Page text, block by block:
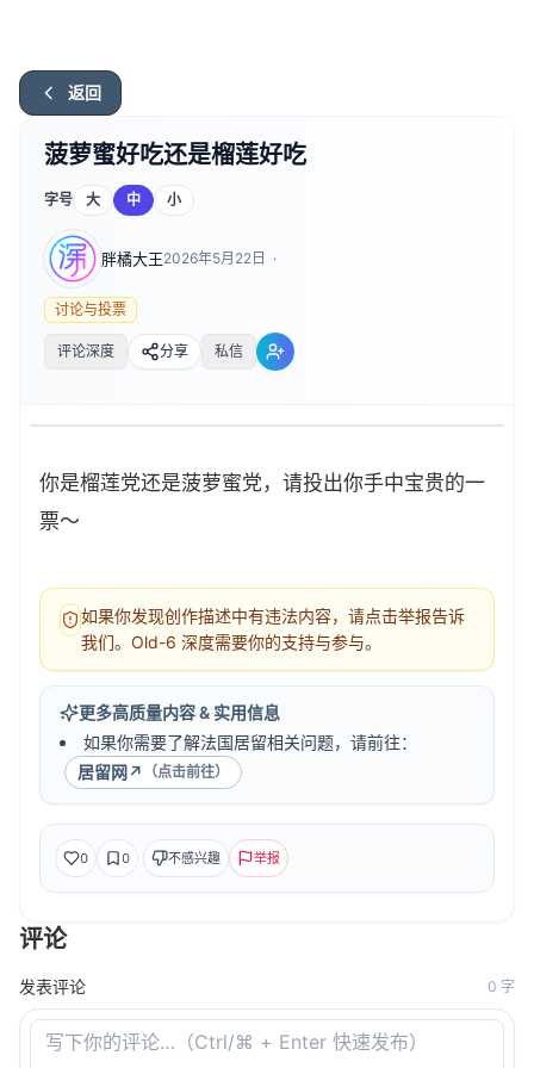
返回
菠萝蜜好吃还是榴莲好吃
字号 大 中 小
胖橘大王2026年5月22日 ·
讨论与投票
评论深度 分享 私信
你是榴莲党还是菠萝蜜党，请投出你手中宝贵的一
票～
如果你发现创作描述中有违法内容，请点击举报告诉
我们。Old-6 深度需要你的支持与参与。
更多高质量内容 & 实用信息
如果你需要了解法国居留相关问题，请前往：
居留网↗ （点击前往）
0 0 不感兴趣 举报
评论
发表评论 0 字